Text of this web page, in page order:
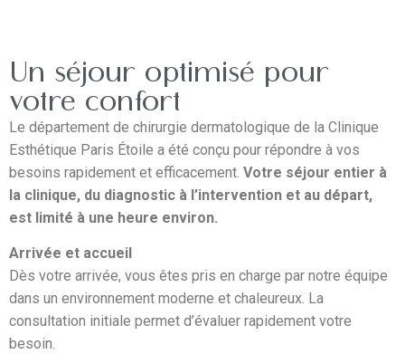
Un séjour optimisé pour
votre confort
Le département de chirurgie dermatologique de la Clinique
Esthétique Paris Étoile a été conçu pour répondre à vos
besoins rapidement et efficacement. Votre séjour entier à
la clinique, du diagnostic à l’intervention et au départ,
est limité à une heure environ.
Arrivée et accueil
Dès votre arrivée, vous êtes pris en charge par notre équipe
dans un environnement moderne et chaleureux. La
consultation initiale permet d’évaluer rapidement votre
besoin.